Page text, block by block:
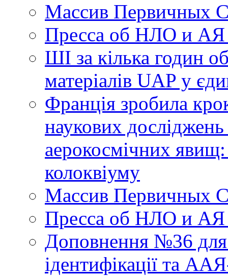
Массив Первичных
Пресса об НЛО и
ШІ за кілька годин
матеріалів UAP у
Франція зробила
наукових
аерокосмічних
колоквіуму
Массив Первичных
Пресса об НЛО и
Доповнення №36
ідентифікації та